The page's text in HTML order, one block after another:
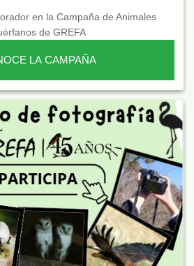
en la Campaña de Animales
de GREFA
LA CAMPAÑA